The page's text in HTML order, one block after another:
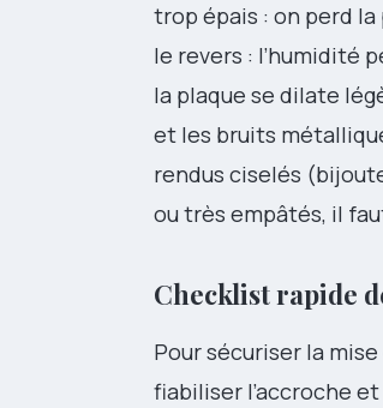
trop épais : on perd
le revers : l’humidité
la plaque se dilate
et les bruits
rendus ciselés
ou très empâtés, il
Checklist rapide
Pour sécuriser la
fiabiliser l’accroche